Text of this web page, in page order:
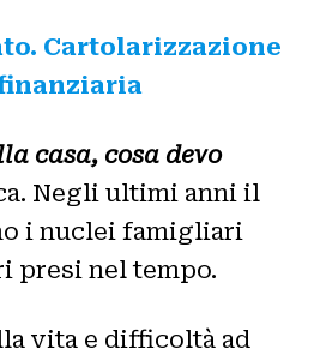
Cartolarizzazione
casa, cosa devo
Negli ultimi anni il
i nuclei famigliari
presi nel tempo.
vita e difficoltà ad